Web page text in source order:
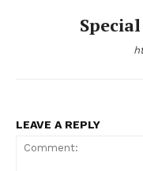
LEAVE A REPLY